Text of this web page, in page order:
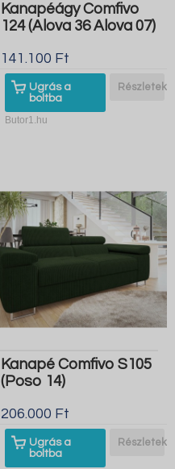
Kanapéágy Comfivo
124 (Alova 36 Alova 07)
141.100 Ft
Ugrás a
boltba
Részletek
Butor1.hu
Kanapé Comfivo S105
(Poso 14)
206.000 Ft
Ugrás a
boltba
Részletek